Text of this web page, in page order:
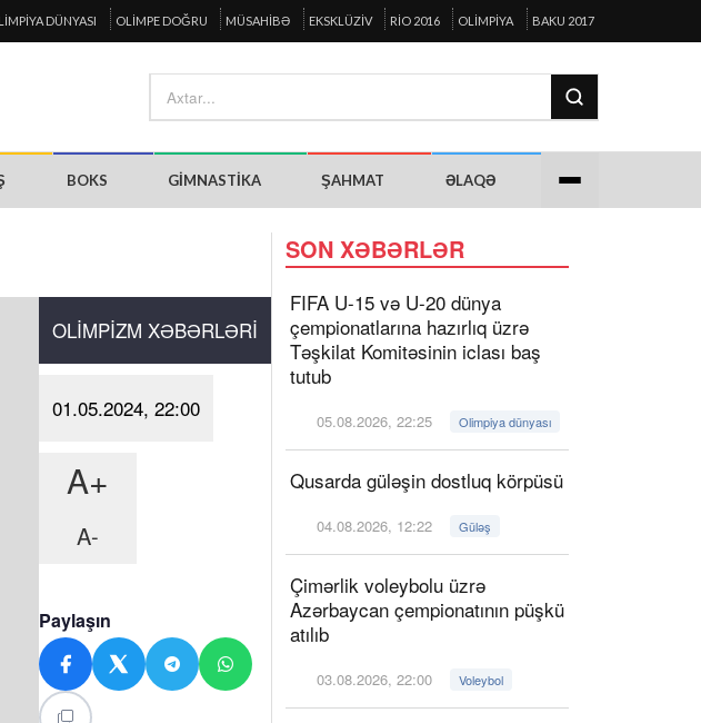
DÜNYASI OLIMPE DOĞRU MÜSAHIBƏ EKSKLÜZIV RIO 2016 OLIMPIYA BAKU 2017
BOKS GIMNASTIKA ŞAHMAT ƏLAQƏ
OLIMPIZM XƏBƏRLƏRI
01.05.2024, 22:00
A+
A-
Paylaşın
SON XƏBƏRLƏR
FIFA U-15 və U-20 dünya
çempionatlarına hazırlıq üzrə
Təşkilat Komitəsinin iclası baş
tutub
05.08.2026, 22:25 Olimpiya dünyası
Qusarda güləşin dostluq körpüsü
04.08.2026, 12:22 Güləş
Çimərlik voleybolu üzrə
Azərbaycan çempionatının püşkü
atılıb
03.08.2026, 22:00 Voleybol